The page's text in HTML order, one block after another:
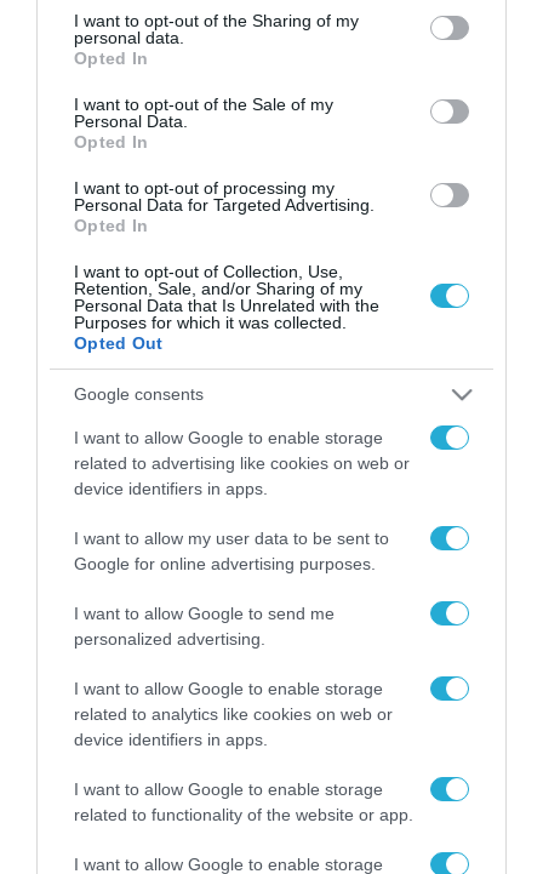
not limited to your visit or usage behaviour. You may click to
grant or deny consent to Google and its third-party tags to
use your data for below specified purposes in below Google
consent section.
I want to opt-out of the Sharing of my
personal data.
Opted In
I want to opt-out of the Sale of my
Personal Data.
Opted In
I want to opt-out of processing my
Personal Data for Targeted Advertising.
Opted In
I want to opt-out of Collection, Use,
Retention, Sale, and/or Sharing of my
Personal Data that Is Unrelated with the
Purposes for which it was collected.
Opted Out
Google consents
I want to allow Google to enable storage
related to advertising like cookies on web or
device identifiers in apps.
I want to allow my user data to be sent to
Google for online advertising purposes.
I want to allow Google to send me
personalized advertising.
I want to allow Google to enable storage
related to analytics like cookies on web or
device identifiers in apps.
I want to allow Google to enable storage
related to functionality of the website or app.
I want to allow Google to enable storage
ΡΟΗ ΕΙΔΗΣΕΩΝ
Το χρηματοδοτούμενο
από την ΕΕ έργο “The
Gaming Police”
των παιδιών στο
διαδίκτυο
για τα πρόστιμα σε
παραβάσεις που
αφορούν τους ΦΗΜ
Σ. Καλαφάτης: «Η
Τεχνητή Νοημοσύνη
νέα τεχνολογία, είναι
μια νέα βιομηχανική
Νέος οδηγός του ΕΚΤ